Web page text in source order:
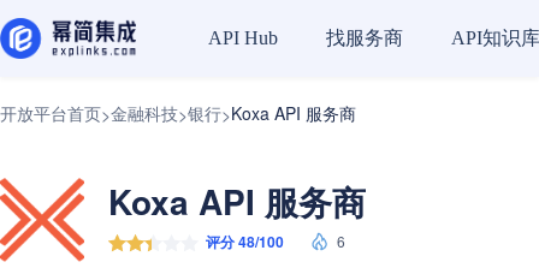
API Hub 找服务商 API知识库
开放平台首页>金融科技>银行>Koxa API 服务商
Koxa API 服务商
评分 48/100 6